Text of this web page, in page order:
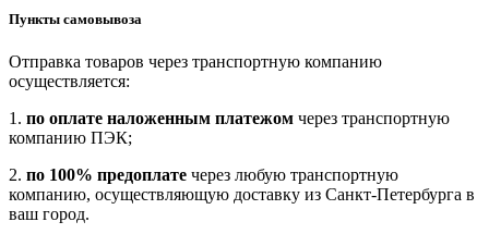
Пункты самовывоза
Отправка товаров через транспортную компанию
осуществляется:
1. по оплате наложенным платежом через транспортную
компанию ПЭК;
2. по 100% предоплате через любую транспортную
компанию, осуществляющую доставку из Санкт-Петербурга в
ваш город.